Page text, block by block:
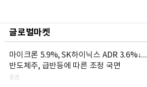
글로벌마켓
마이크론 5.9%, SK하이닉스 ADR 3.6%↓...
반도체주, 급반등에 따른 조정 국면
증권